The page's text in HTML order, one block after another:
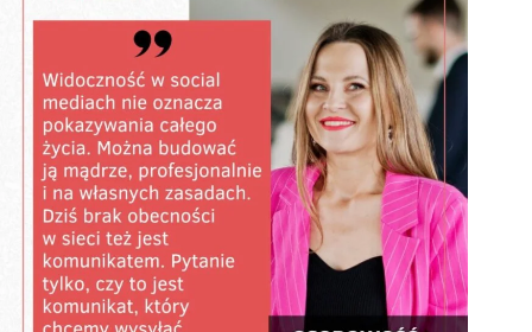
skutecznej
strategii
marketplace?